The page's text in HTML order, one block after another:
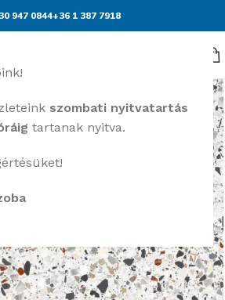
szombati nyitvatartás
tartanak nyitva.
947 0844+36 1 387 7918